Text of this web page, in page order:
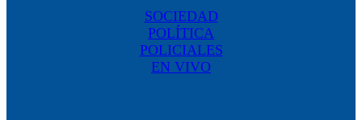
SOCIEDAD
POLÍTICA
POLICIALES
EN VIVO